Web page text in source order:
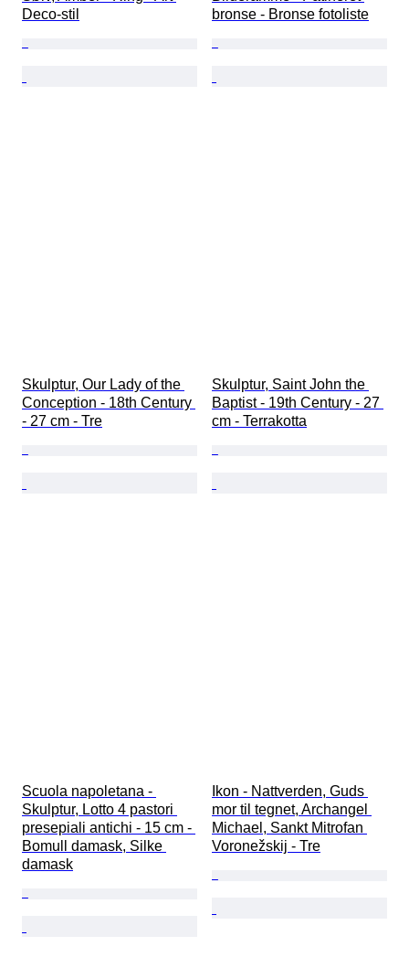
Deco-stil
bronse - Bronse fotoliste
Skulptur, Our Lady of the
Conception - 18th Century
- 27 cm - Tre
Skulptur, Saint John the
Baptist - 19th Century - 27
cm - Terrakotta
Scuola napoletana -
Skulptur, Lotto 4 pastori
presepiali antichi - 15 cm -
Bomull damask, Silke
damask
Ikon - Nattverden, Guds
mor til tegnet, Archangel
Michael, Sankt Mitrofan
Voronežskij - Tre